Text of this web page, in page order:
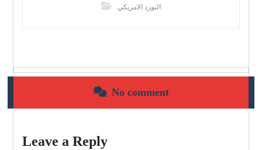
البورد الامريكي
No comment
Leave a Reply